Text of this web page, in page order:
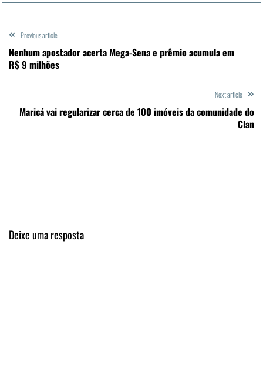
Previous article
Nenhum apostador acerta Mega-Sena e prêmio acumula em
R$ 9 milhões
Next article
Maricá vai regularizar cerca de 100 imóveis da comunidade do
Clan
Deixe uma resposta